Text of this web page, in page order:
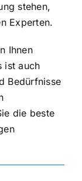
stehen,
Experten.
Ihnen
ist auch
Bedürfnisse
die beste